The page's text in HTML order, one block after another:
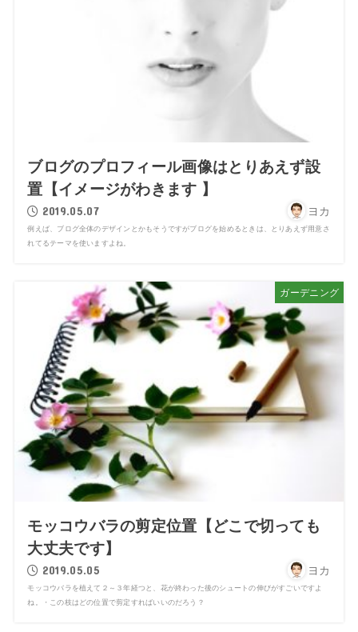
ブログのプロフィール画像はとりあえず設
置【イメージがわきます 】
2019.05.07 ヨカ
例えば、ブログ全体のデザインとかもそうですがブログを始めるときは、とりあえず用意さ
れてるテーマを使いますよね。
ガーデニング
モッコウバラの剪定位置【どこで切っても
大丈夫です】
2019.05.05 ヨカ
モッコウバラを植えて２～３年経つと、花が終わった後のシュートの伸びがすごいですよ
ね。・この枝はどの位置で剪定すればいいのだろう？